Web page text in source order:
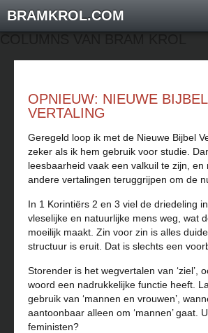
BRAMKROL.COM
OPNIEUW: NIEUWE BIJBEL
VERTALING
Geregeld loop ik met de Nieuwe Bijbel
zeker als ik hem gebruik voor studie.
leesbaarheid vaak een valkuil te zijn, en
andere vertalingen teruggrijpen om de
In 1 Korintiërs 2 en 3 viel de driedeling
vleselijke en natuurlijke mens weg, wat
moeilijk maakt. Zin voor zin is alles
structuur is eruit. Dat is slechts een
Storender is het wegvertalen van ‘ziel’,
woord een nadrukkelijke functie heeft.
gebruik van ‘mannen en vrouwen’,
aantoonbaar alleen om ‘mannen’ gaat.
feministen?